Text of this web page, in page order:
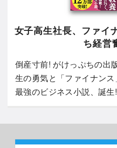
女子高生社長、ファイ
ち経営
倒産寸前! がけっぷちの出
生の勇気と「ファイナンス
最強のビジネス小説、誕生!